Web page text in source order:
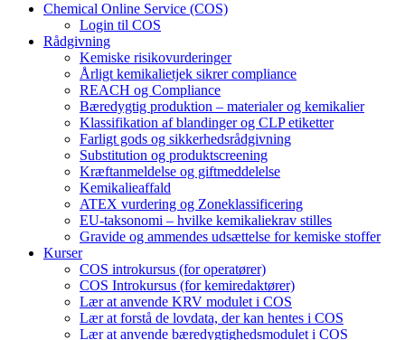
Chemical Online Service (COS)
Login til COS
Rådgivning
Kemiske risikovurderinger
Årligt kemikalietjek sikrer compliance
REACH og Compliance
Bæredygtig produktion – materialer og kemikalier
Klassifikation af blandinger og CLP etiketter
Farligt gods og sikkerhedsrådgivning
Substitution og produktscreening
Kræftanmeldelse og giftmeddelelse
Kemikalieaffald
ATEX vurdering og Zoneklassificering
EU-taksonomi – hvilke kemikaliekrav stilles
Gravide og ammendes udsættelse for kemiske stoffer
Kurser
COS introkursus (for operatører)
COS Introkursus (for kemiredaktører)
Lær at anvende KRV modulet i COS
Lær at forstå de lovdata, der kan hentes i COS
Lær at anvende bæredygtighedsmodulet i COS